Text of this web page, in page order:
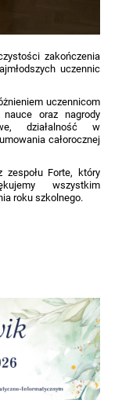
zakończenia
uczennic
uczennicom
oraz nagrody
działalność w
całorocznej
Forte, który
wszystkim
roku szkolnego.